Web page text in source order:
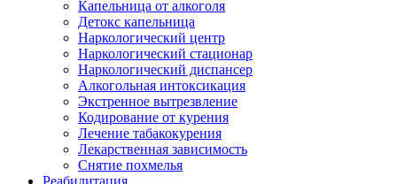
Капельница от алкоголя
Детокс капельница
Наркологический центр
Наркологический стационар
Наркологический диспансер
Алкогольная интоксикация
Экстренное вытрезвление
Кодирование от курения
Лечение табакокурения
Лекарственная зависимость
Снятие похмелья
Реабилитация